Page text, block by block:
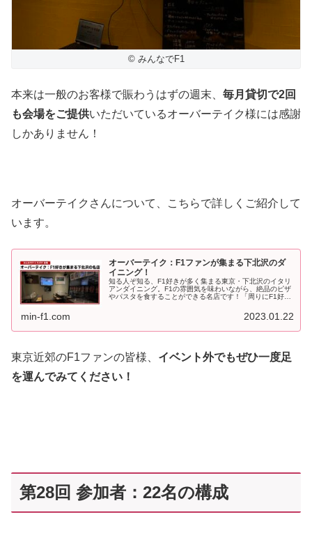
© みんなでF1
本来は一般のお客様で賑わうはずの週末、 毎月貸切で2回
も会場をご提供いただいているオーバーテイク様には感謝
しかありません！
オーバーテイクさんについて、こちらで詳しくご紹介して
います。
オーバーテイク：F1ファンが集まる下北沢のダ
イニング！
知る人ぞ知る、F1好きが多く集まる東京・下北沢のイタリ
アンダイニング。F1の雰囲気を味わいながら、絶品のピザ
やパスタを食することができる名店です！「周りにF1好き
min-f1.com 2023.01.22
東京近郊のF1ファンの皆様、 イベント外でもぜひ一度足
を運んでみてください！
第28回 参加者：22名の構成